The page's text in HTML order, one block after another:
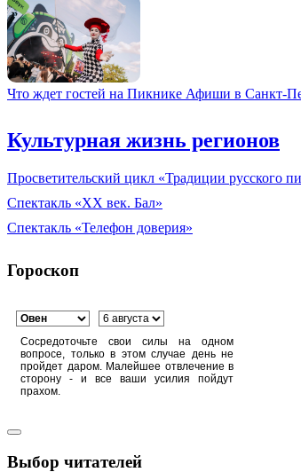
Что ждет гостей на Пикнике Афиши в Санкт-
Культурная жизнь регионов
Просветительский цикл «Традиции русского
Спектакль «XX век. Бал»
Спектакль «Телефон доверия»
Гороскоп
Сосредоточьте свои силы на одном
вопросе, только в этом случае день не
пройдет даром. Малейшее отвлечение в
сторону - и все ваши усилия пойдут
прахом.
Выбор читателей